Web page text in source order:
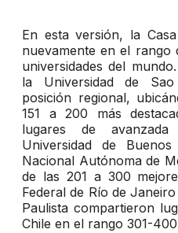
En esta versión, la
nuevamente en el rango
universidades del
la Universidad de
posición regional,
151 a 200 más
lugares de
Universidad de
Nacional Autónoma de
de las 201 a 300
Federal de Río de
Paulista compartieron
Chile en el rango 301-